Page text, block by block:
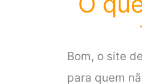
Bom, o site
para quem